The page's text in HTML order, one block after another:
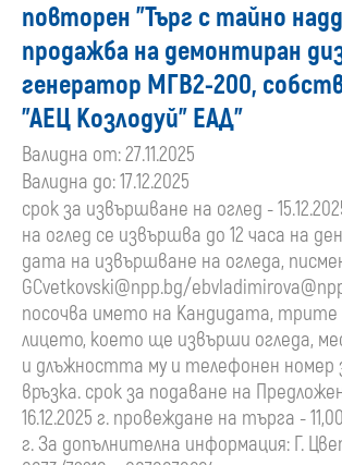
повторен "Търг с тайно
продажба на демонтиран
генератор МГВ2-200,
"АЕЦ Козлодуй" ЕАД"
Валидна от: 27.11.2025
Валидна до: 17.12.2025
срок за извършване на оглед -
на оглед се извършва до 12 часа на
дата на извършване на огледа,
GCvetkovski@npp.bg/
посочва името на Кандидата, трите
лицето, което ще извърши огледа,
и длъжността му и телефонен номер
връзка. срок за подаване на
16.12.2025 г. провеждане на търга -
г. За допълнителна информация: Г.